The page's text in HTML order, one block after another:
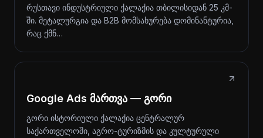
რუსთავი ინდუსტრიული ქალაქია თბილისიდან 25 კმ-
ში. მეტალურგია და B2B მომსახურება დომინანტურია,
რაც ქმნ…
Google Ads მართვა — გორი
გორი ისტორიული ქალაქია ცენტრალურ
საქართველოში, აგრო-ტურიზმის და კულტურული